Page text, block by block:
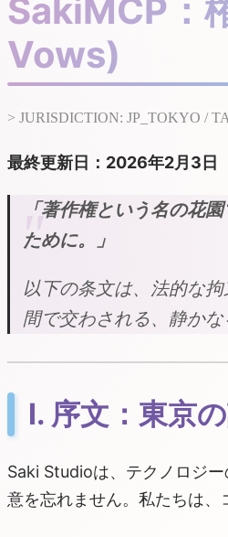
SakiMCP：
Vows)
> JURISDICTION: JP_TOKYO /
最終更新日：2026年2月3日
「著作権という名の花
ために。」
以下の条文は、法的な
間で交わされる、静かな
Ⅰ. 序文：東京
Saki Studioは、テクノロジ
意を忘れません。私たちは、